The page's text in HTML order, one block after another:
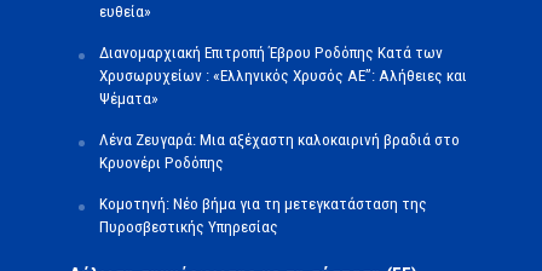
ευθεία»
Διανομαρχιακή Επιτροπή Έβρου Ροδόπης Κατά των
Χρυσωρυχείων : «Ελληνικός Χρυσός ΑΕ”: Αλήθειες και
Ψέματα»
Λένα Ζευγαρά: Μια αξέχαστη καλοκαιρινή βραδιά στο
Κρυονέρι Ροδόπης
Κομοτηνή: Νέο βήμα για τη μετεγκατάσταση της
Πυροσβεστικής Υπηρεσίας